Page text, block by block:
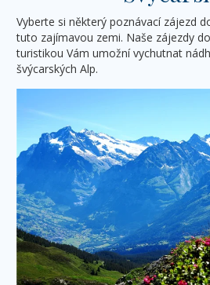
Vyberte si některý poznávací zájezd
tuto zajímavou zemi. Naše zájezdy
turistikou Vám umožní vychutnat
švýcarských Alp.